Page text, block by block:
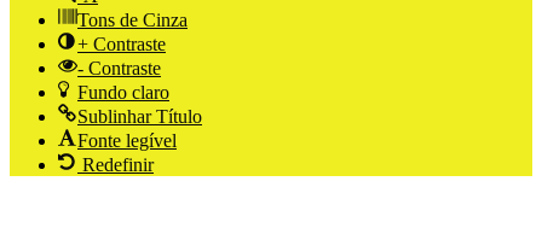
Tons de Cinza
+ Contraste
- Contraste
Fundo claro
Sublinhar Título
Fonte legível
Redefinir